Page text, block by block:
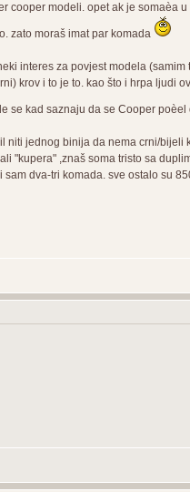
cooper modeli. opet ak je somaèa u
zato moraš imat par komada
interes za povjest modela (samim
krov i to je to. kao što i hrpa ljudi
se kad saznaju da se Cooper poèel
niti jednog binija da nema crni/bijeli
"kupera" ,znaš soma tristo sa
dva-tri komada. sve ostalo su